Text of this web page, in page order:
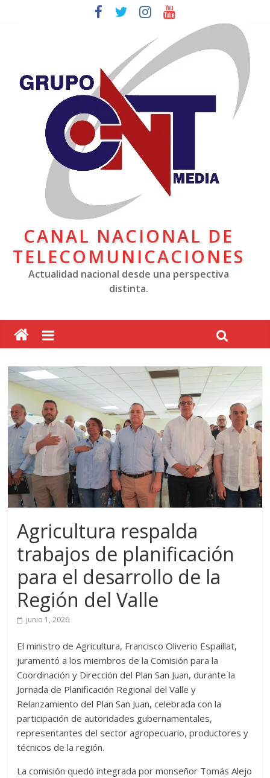
CANAL NACIONAL DE
TELECOMUNICACIONES
Actualidad nacional desde una perspectiva
distinta.
Agricultura respalda
trabajos de planificación
para el desarrollo de la
Región del Valle
junio 1, 2026
El ministro de Agricultura, Francisco Oliverio Espaillat,
juramentó a los miembros de la Comisión para la
Coordinación y Dirección del Plan San Juan, durante la
Jornada de Planificación Regional del Valle y
Relanzamiento del Plan San Juan, celebrada con la
participación de autoridades gubernamentales,
representantes del sector agropecuario, productores y
técnicos de la región.
La comisión quedó integrada por monseñor Tomás Alejo